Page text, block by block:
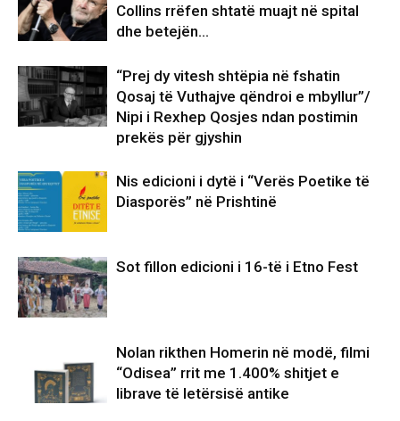
Collins rrëfen shtatë muajt në spital
dhe betejën…
“Prej dy vitesh shtëpia në fshatin
Qosaj të Vuthajve qëndroi e mbyllur”/
Nipi i Rexhep Qosjes ndan postimin
prekës për gjyshin
Nis edicioni i dytë i “Verës Poetike të
Diasporës” në Prishtinë
Sot fillon edicioni i 16-të i Etno Fest
Nolan rikthen Homerin në modë, filmi
“Odisea” rrit me 1.400% shitjet e
librave të letërsisë antike